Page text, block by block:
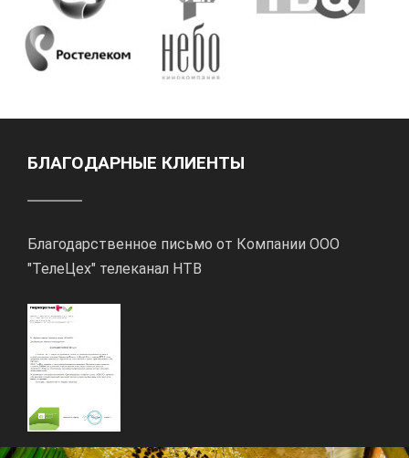
БЛАГОДАРНЫЕ КЛИЕНТЫ
Благодарственное письмо от Компании ООО
"ТелеЦех" телеканал НТВ